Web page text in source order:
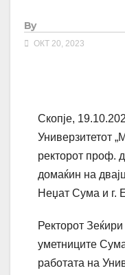
By
ОКТ 20, 2023
Скопје,
Универзитетот
ректорот проф.
домаќин на
Неџат Сума и г.
Ректорот
уметниците
работата на